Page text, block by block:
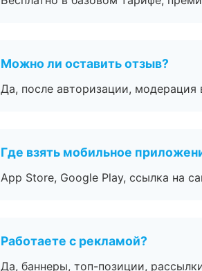
Можно ли оставить отзыв?
Да, после авторизации, модерация
Где взять мобильное
App Store, Google Play, ссылка на
Работаете с рекламой?
Да, баннеры, топ-позиции,